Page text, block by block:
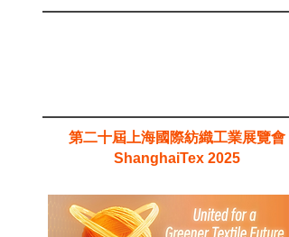
第二十屆上海國際紡織工業展覽會
ShanghaiTex 2025